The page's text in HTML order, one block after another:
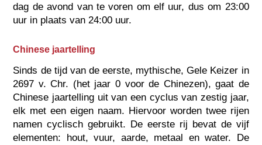
dag de avond van te voren om elf uur, dus om 23:00
uur in plaats van 24:00 uur.
Chinese jaartelling
Sinds de tijd van de eerste, mythische, Gele Keizer in
2697 v. Chr. (het jaar 0 voor de Chinezen), gaat de
Chinese jaartelling uit van een cyclus van zestig jaar,
elk met een eigen naam. Hiervoor worden twee rijen
namen cyclisch gebruikt. De eerste rij bevat de vijf
elementen: hout, vuur, aarde, metaal en water. De